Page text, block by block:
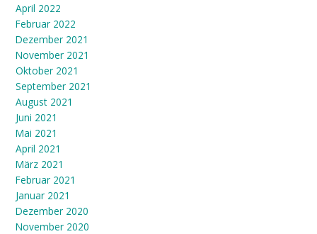
April 2022
Februar 2022
Dezember 2021
November 2021
Oktober 2021
September 2021
August 2021
Juni 2021
Mai 2021
April 2021
März 2021
Februar 2021
Januar 2021
Dezember 2020
November 2020